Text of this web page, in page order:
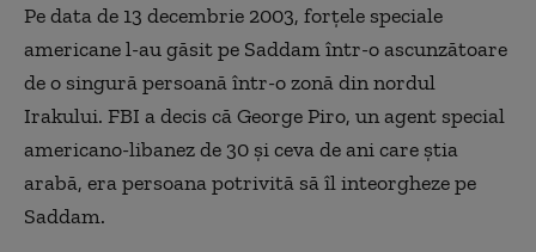
Pe data de 13 decembrie 2003, forțele speciale
americane l-au găsit pe Saddam într-o ascunzătoare
de o singură persoană într-o zonă din nordul
Irakului. FBI a decis că George Piro, un agent special
americano-libanez de 30 și ceva de ani care știa
arabă, era persoana potrivită să îl inteorgheze pe
Saddam.